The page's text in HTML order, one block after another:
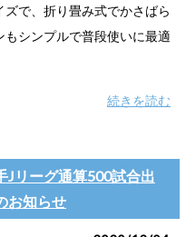
で、折り畳み式でかさばら
シンプルで普段使いに最適
続きを読む
Jリーグ通算500試合出
お知らせ